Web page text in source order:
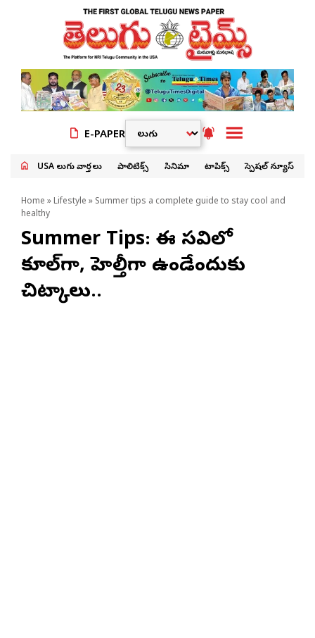
E-PAPER
USA తెలుగు వార్తలు పాలిటిక్స్ సినిమా టాపిక్స్ స్పెషల్ న్యూస్
Home » Lifestyle » Summer tips a complete guide to stay cool and
healthy
Summer Tips: ఈ వేసవిలో
కూల్‌గా, హెల్తీగా ఉండేందుకు
చిట్కాలు..